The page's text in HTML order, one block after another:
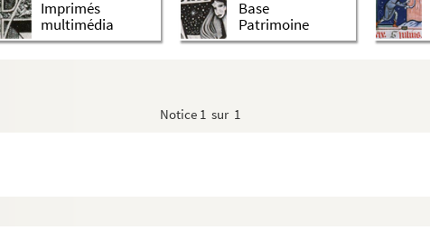
Imprimés
multimédia
Base
Patrimoine
Notice 1 sur 1